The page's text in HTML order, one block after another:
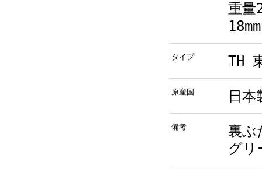
重量
18mm
タイプ TH
原産国 日本
備考
裏ぶ
グ